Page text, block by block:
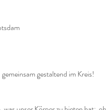
gestaltend im Kreis!